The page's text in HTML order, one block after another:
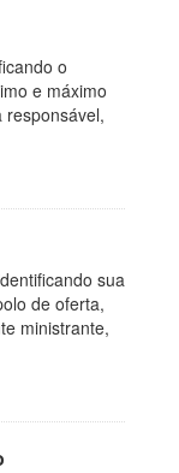
o
e máximo
responsável,
sua
de oferta,
ministrante,